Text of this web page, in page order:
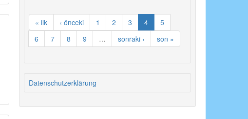
« ilk ‹ önceki 1 2 3 4
5
6
7 8 9 … sonraki › son »
Datenschutzerklärung